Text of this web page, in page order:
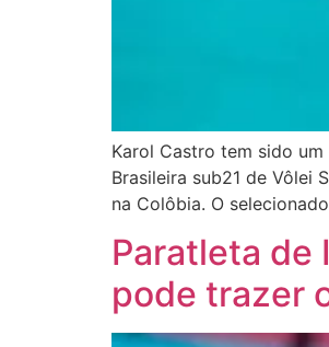
Karol Castro tem sido
Brasileira sub21 de Vôlei
na Colôbia. O
Paratleta de
pode trazer